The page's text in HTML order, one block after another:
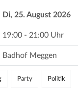
Di, 25. August 2026
19:00 - 21:00 Uhr
Badhof Meggen
Party Politik